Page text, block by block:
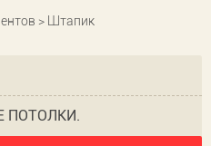
> Штапик
ПОТОЛКИ.